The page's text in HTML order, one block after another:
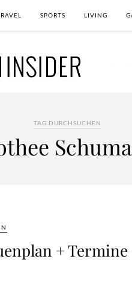
SPORTS LIVING
TAG DURCHSUCHEN
+